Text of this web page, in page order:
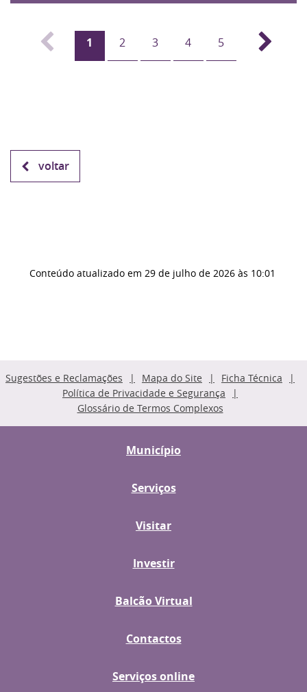
1 2 3 4 5
voltar
Conteúdo atualizado em 29 de julho de 2026 às 10:01
Sugestões e Reclamações Mapa do Site
Ficha Técnica
Política de Privacidade e Segurança
Glossário de Termos Complexos
Município
Serviços
Visitar
Investir
Balcão Virtual
Contactos
Serviços online